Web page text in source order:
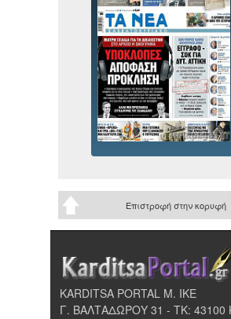
Επιστροφή στην κορυφή
KARDITSA PORTAL Μ. ΙΚΕ
Γ. ΒΑΛΤΑΔΩΡΟΥ 31 - ΤΚ: 43100